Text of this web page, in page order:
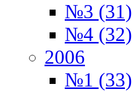
№3 (31)
№4 (32)
2006
№1 (33)